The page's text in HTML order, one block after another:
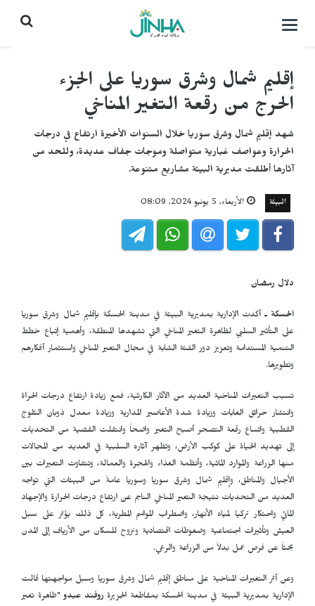
التحكم
إقليم شمال وشرق سوريا على الجزء
الحرج من رقعة التغير المناخي
شهد إقليم شمال وشرق سوريا خلال السنوات الأخيرة ارتفاع في درجات
الحرارة وعواصف غبارية متواصلة وموجات جفاف عديدة، وللحد من
آثارها أطلقت مديرية البيئة مشاريع متنوعة.
البيئة الأربعاء, 5 يونيو 2024, 08:09
دلال رمضان
الحسكة ـأكدت الإدارية بمديرية البيئة في مدينة الحسكة بإقليم شمال وشرق سوريا
على التأثير السلبي لظاهرة التغير المناخي التي تشهدها المنطقة، وأهمية إتباع خطط
التنمية المستدامة وتعزيز دور الفئة الشابة في مجال التغير المناخي واستثمار أفكارهم
وتطويرها.
تسبب التغيرات المناخية العديد من الآثار الكارثية، فمع زيادة ارتفاع درجات الحراة
وانتشار حرائق الغابات وزيادة شدة الأعاصير المدارية وزيادة معدل ذوبان الثلوج
القطبية واتساع رقعة التصحر أصبح التغير واضحاً وانتقلت القضية من التحديات
إلى تهديد الحياة على كوكب الأرض، وتظهر آثاره السلبية في العديد من المجالات
منها الزراعة والموارد المائية، وأنظمة الغذاء والهجرة والعمالة، وتتفاوت التغيرات بين
الأجيال والمناطق، وإقليم شمال وشرق سوريا وسوريا عامةً من البيئات التي تواجه
العديد من التحديات نتيجة التغير المناخي الناجم عن ارتفاع درجات الحرارة والإجهاد
المائي واحتكار تركيا لمياه الأنهار، واضطراب المواسم المطرية، كل ذلك يؤثر على سبل
العيش وتأثيرات اجتماعية وضغوطات اقتصادية ونزوح للسكان من الأرياف إلى المدن
بحثاً عن فرص عمل بدلاً من الزراعة والرعي.
وعن أثر التغيرات المناخية على مناطق إقليم شمال وشرق سوريا وسبل مواجهتها قالت
الإدارية بمديرية البيئة في مدينة الحسكة بمقاطعة الجزيرة روفند عبدو"ظاهرة تغير